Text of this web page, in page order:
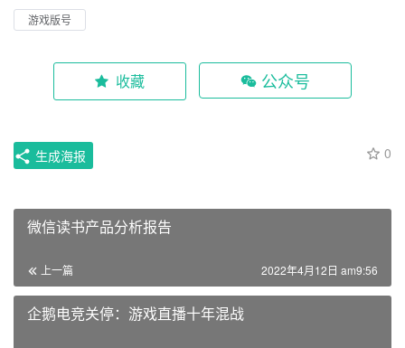
游戏版号
收藏 公众号
0
生成海报
微信读书产品分析报告
上一篇 2022年4月12日 am9:56
企鹅电竞关停：游戏直播十年混战